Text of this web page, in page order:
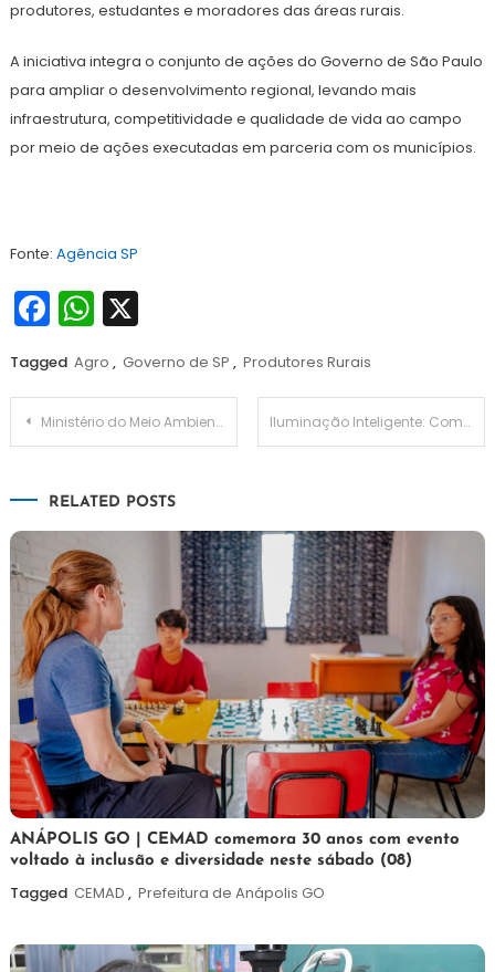
produtores, estudantes e moradores das áreas rurais.
A iniciativa integra o conjunto de ações do Governo de São Paulo
para ampliar o desenvolvimento regional, levando mais
infraestrutura, competitividade e qualidade de vida ao campo
por meio de ações executadas em parceria com os municípios.
Fonte: Agência SP
Facebook
WhatsApp
X
Tagged Agro , Governo de SP , Produtores Rurais
Navegação
Ministério do Meio Ambiente, por meio do ICMBio, assina Acordo de Cooperação com a Prefeitura do Rio para gestão técnica do Parque Nacional da Tijuca Iluminação Inteligente: Como sensores IoT cortam 40% dos gastos e elevam a segurança
RELATED POSTS
7
de
agosto
Maurilio
ANÁPOLIS GO | CEMAD comemora 30 anos com evento
voltado à inclusão e diversidade neste sábado (08)
Tagged CEMAD , Prefeitura de Anápolis GO